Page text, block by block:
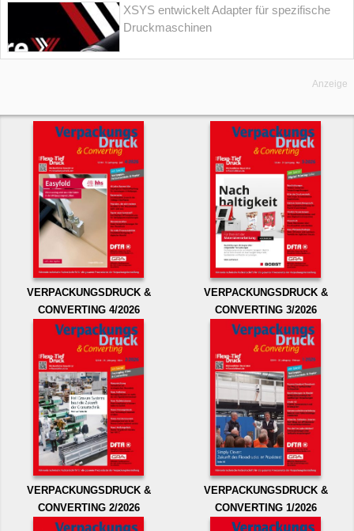
XSYS entwickelt Adapter für spezifische
Druckmaschinen
Anzeige
VERPACKUNGSDRUCK &
CONVERTING 4/2026
VERPACKUNGSDRUCK &
CONVERTING 3/2026
VERPACKUNGSDRUCK &
CONVERTING 2/2026
VERPACKUNGSDRUCK &
CONVERTING 1/2026